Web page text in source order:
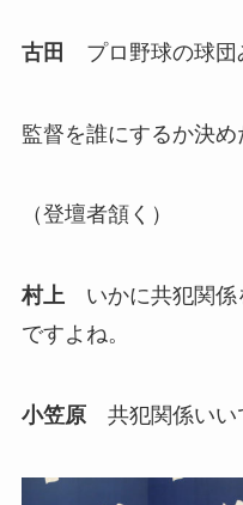
古田 プロ野球の球団
監督を誰にするか決め
（登壇者頷く）
村上いかに共犯関係
ですよね。
小笠原共犯関係いい